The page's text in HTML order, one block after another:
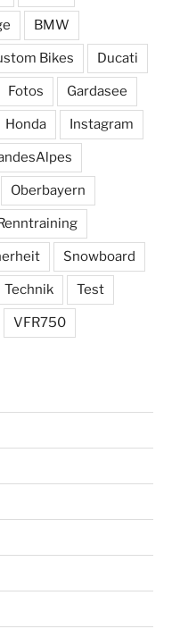
BMW
Bikes Ducati
Fotos Gardasee
Honda Instagram
Oberbayern
Snowboard
Technik Test
VFR750